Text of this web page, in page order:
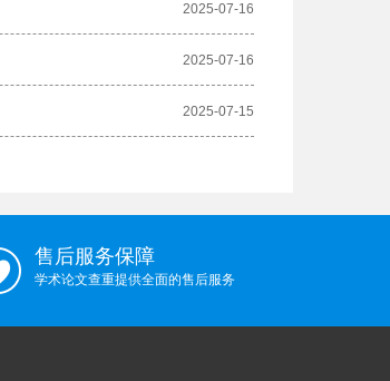
2025-07-16
2025-07-16
2025-07-15
售后服务保障
学术论文查重提供全面的售后服务